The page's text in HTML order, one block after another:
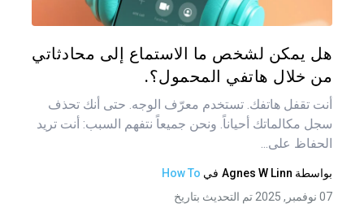
هل يمكن لشخص ما الاستماع إلى محادثاتي
من خلال هاتفي المحمول؟.
أنت تقفل هاتفك. تستخدم معرّف الوجه. حتى أنك تحذف
سجل مكالماتك أحياناً. ونحن جميعاً نتفهم السبب: أنت تريد
الحفاظ على...
بواسطة Agnes W Linn في How To
07 نوفمبر, 2025 تم التحديث بتاريخ